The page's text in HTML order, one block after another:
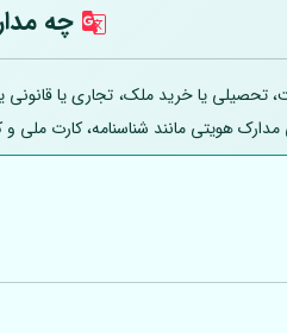
چه
یا خرید ملک، تجاری یا قانونی
مدارک هویتی مانند شناسنامه، کارت